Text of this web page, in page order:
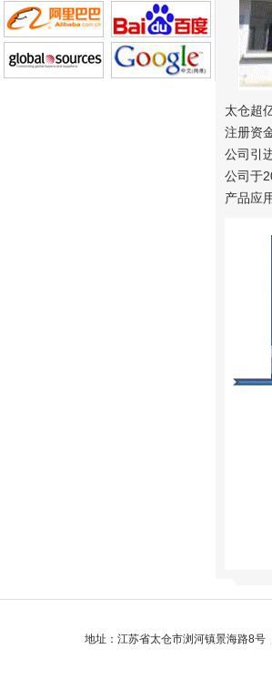
太仓超
注册资
公司引
公司于
产品应
地址：江苏省太仓市浏河镇景海路8